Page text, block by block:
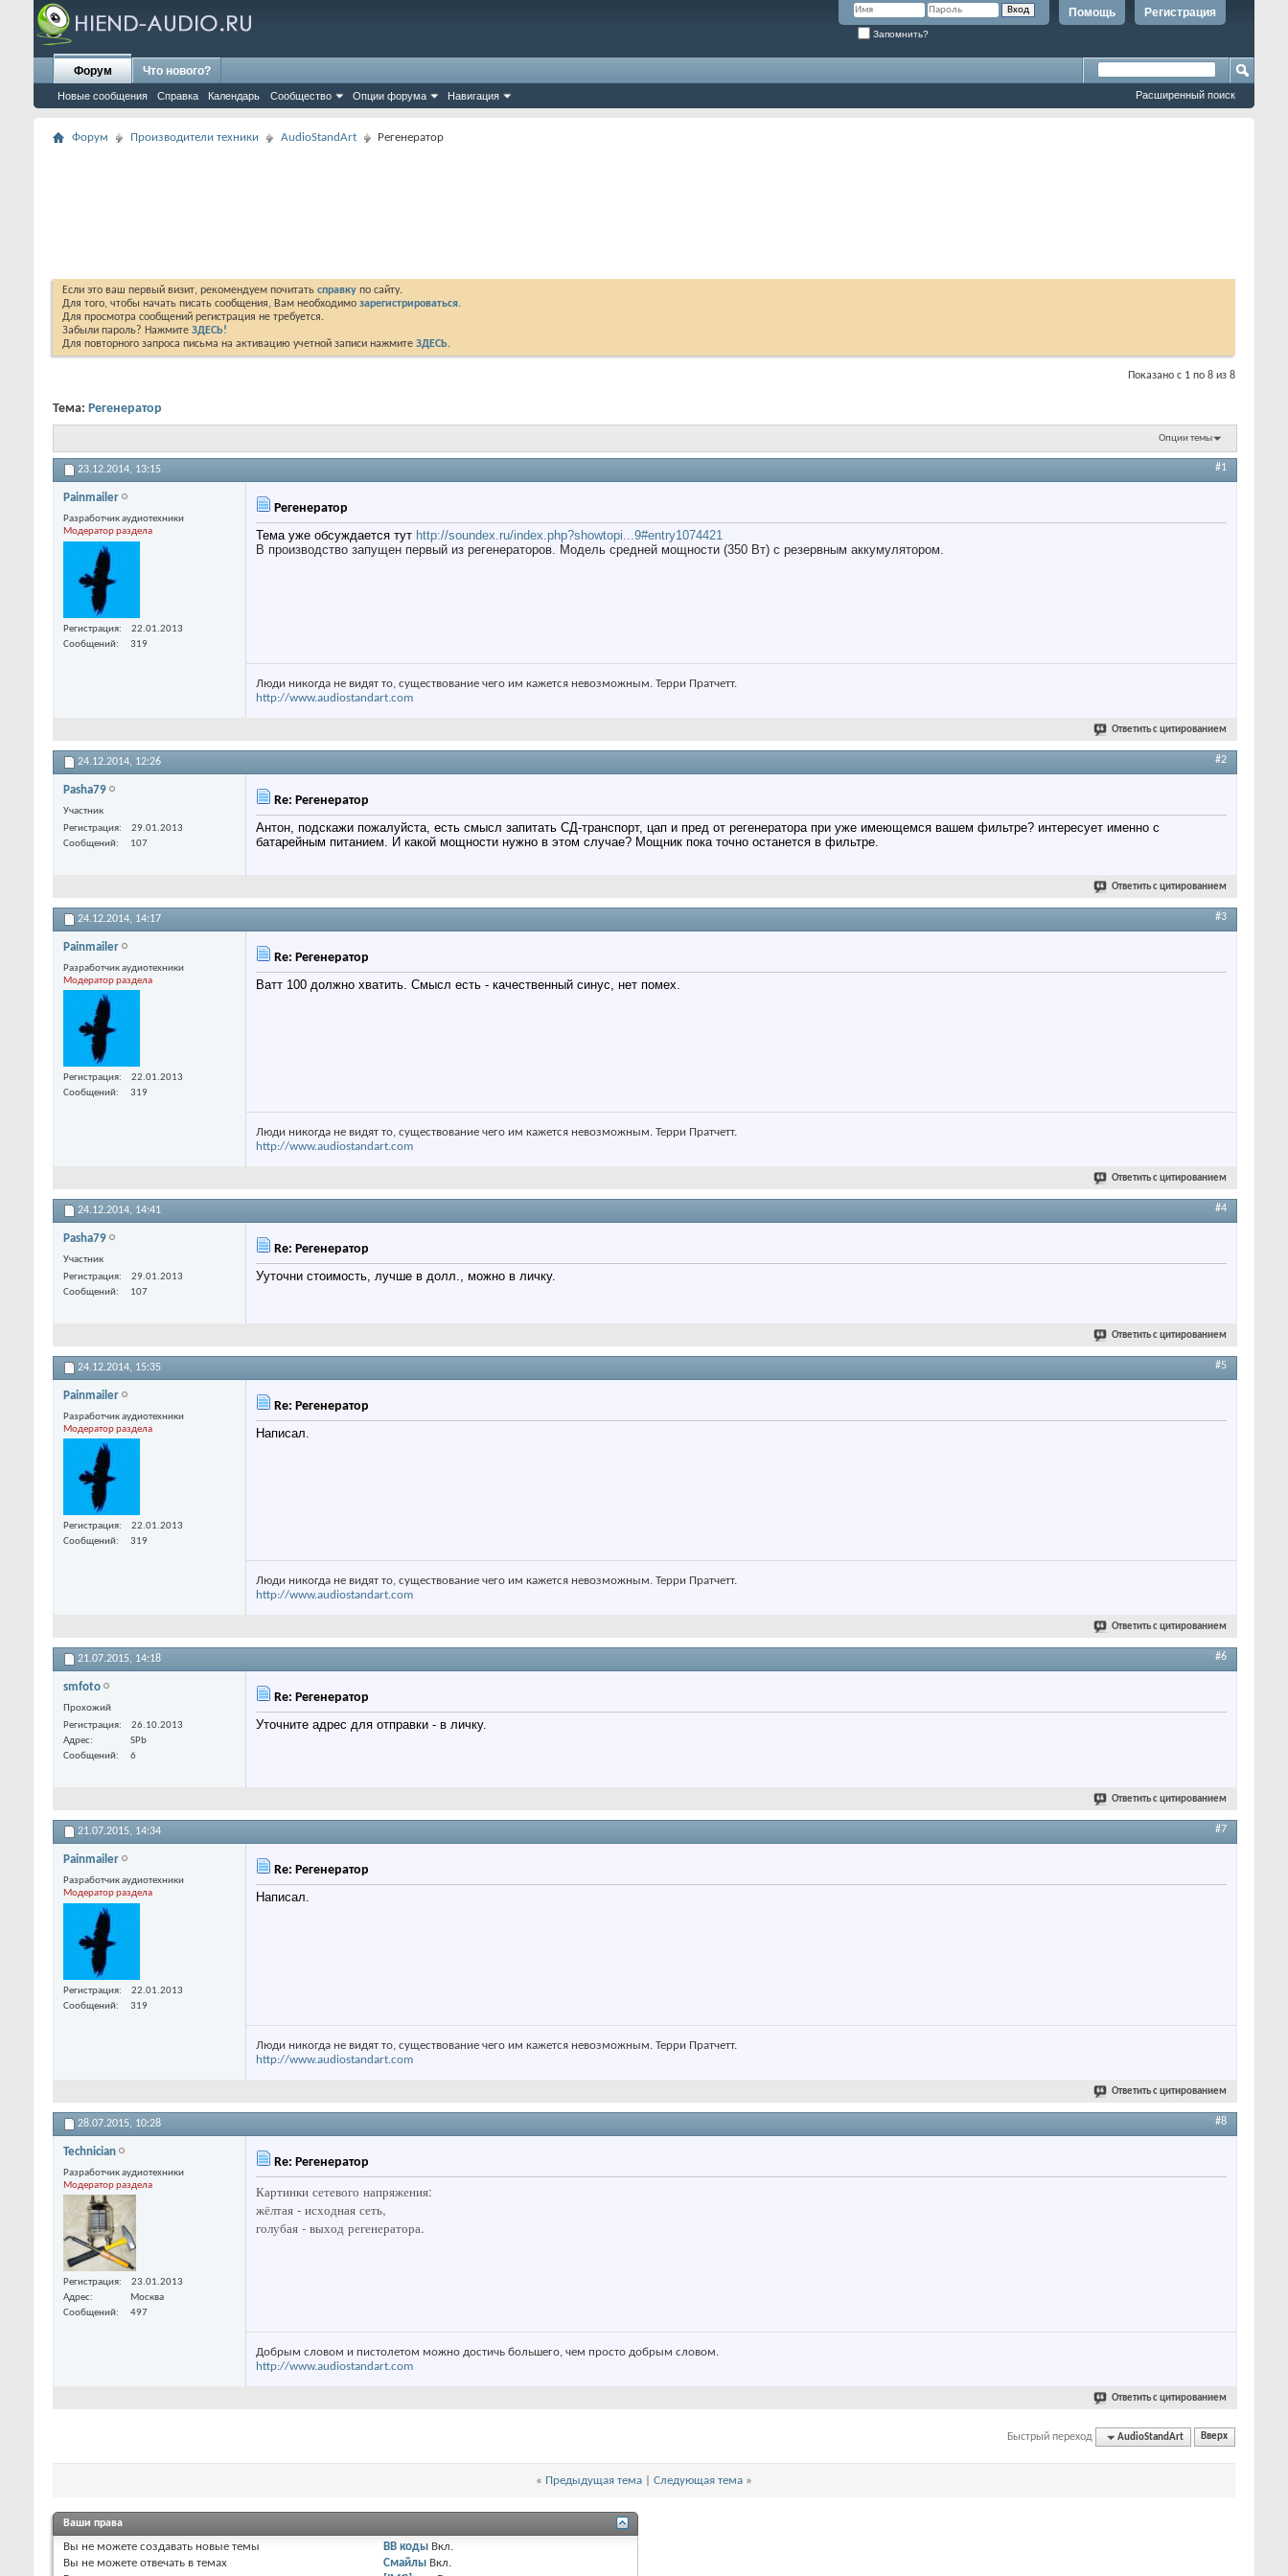
Регистрация
Помощь
Запомнить?
Форум
Новые сообщения Справка Календарь Сообщество Опции форума Навигация
Что нового?
Расширенный поиск
Форум Производители техники AudioStandArt Регенератор
Если это ваш первый визит, рекомендуем почитать справку по сайту.
Для того, чтобы начать писать сообщения, Вам необходимо зарегистрироваться.
Для просмотра сообщений регистрация не требуется.
Забыли пароль? Нажмите ЗДЕСЬ!
Для повторного запроса письма на активацию учетной записи нажмите ЗДЕСЬ.
Показано с 1 по 8 из 8
Тема: Регенератор
Опции темы
23.12.2014, 13:15 #1
Painmailer
Разработчик аудиотехники
Модератор раздела
Регистрация
22.01.2013
Сообщений
319
Регенератор
Тема уже обсуждается тут http://soundex.ru/index.php?showtopi...9#entry1074421
В производство запущен первый из регенераторов. Модель средней мощности (350 Вт) с резервным аккумулятором.
Люди никогда не видят то, существование чего им кажется невозможным. Терри Пратчетт.
http://www.audiostandart.com
Ответить с цитированием
24.12.2014, 12:26 #2
Pasha79
Участник
Регистрация
29.01.2013
Сообщений
107
Re: Регенератор
Антон, подскажи пожалуйста, есть смысл запитать СД-транспорт, цап и пред от регенератора при уже имеющемся вашем фильтре? интересует именно с
батарейным питанием. И какой мощности нужно в этом случае? Мощник пока точно останется в фильтре.
Ответить с цитированием
24.12.2014, 14:17 #3
Painmailer
Разработчик аудиотехники
Модератор раздела
Регистрация
22.01.2013
Сообщений
319
Re: Регенератор
Ватт 100 должно хватить. Смысл есть - качественный синус, нет помех.
Люди никогда не видят то, существование чего им кажется невозможным. Терри Пратчетт.
http://www.audiostandart.com
Ответить с цитированием
24.12.2014, 14:41 #4
Pasha79
Участник
Регистрация
29.01.2013
Сообщений
107
Re: Регенератор
Ууточни стоимость, лучше в долл., можно в личку.
Ответить с цитированием
24.12.2014, 15:35 #5
Painmailer
Разработчик аудиотехники
Модератор раздела
Регистрация
22.01.2013
Сообщений
319
Re: Регенератор
Написал.
Люди никогда не видят то, существование чего им кажется невозможным. Терри Пратчетт.
http://www.audiostandart.com
Ответить с цитированием
21.07.2015, 14:18 #6
smfoto
Прохожий
Регистрация
26.10.2013
Адрес
SPb
Сообщений
6
Re: Регенератор
Уточните адрес для отправки - в личку.
Ответить с цитированием
21.07.2015, 14:34 #7
Painmailer
Разработчик аудиотехники
Модератор раздела
Регистрация
22.01.2013
Сообщений
319
Re: Регенератор
Написал.
Люди никогда не видят то, существование чего им кажется невозможным. Терри Пратчетт.
http://www.audiostandart.com
Ответить с цитированием
28.07.2015, 10:28 #8
Technician
Разработчик аудиотехники
Модератор раздела
Регистрация
23.01.2013
Адрес
Москва
Сообщений
497
Re: Регенератор
Картинки сетевого напряжения:
жёлтая - исходная сеть,
голубая - выход регенератора.
Добрым словом и пистолетом можно достичь большего, чем просто добрым словом.
http://www.audiostandart.com
Ответить с цитированием
Быстрый переход AudioStandArt Вверх
« Предыдущая тема Следующая тема »
Ваши права
Вы не можете создавать новые темы
Вы не можете отвечать в темах
BB коды Вкл.
Смайлы Вкл.